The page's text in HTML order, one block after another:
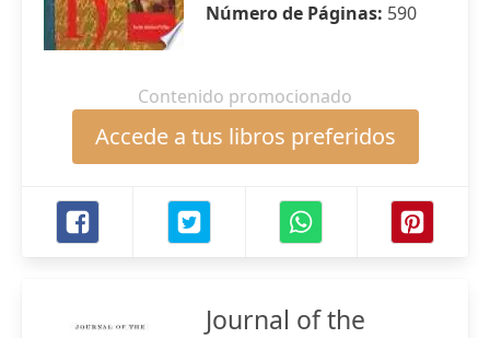
Número de Páginas: 590
Contenido promocionado
Accede a tus libros preferidos
Journal of the